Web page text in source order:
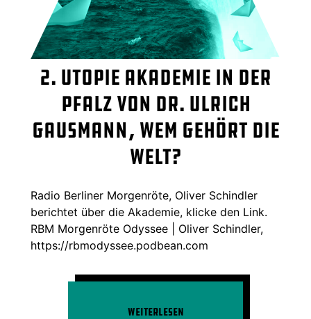
2. Utopie Akademie in der
Pfalz von Dr. Ulrich
Gausmann, wem gehört die
Welt?
Radio Berliner Morgenröte, Oliver Schindler
berichtet über die Akademie, klicke den Link.
RBM Morgenröte Odyssee | Oliver Schindler,
https://rbmodyssee.podbean.com
Weiterlesen